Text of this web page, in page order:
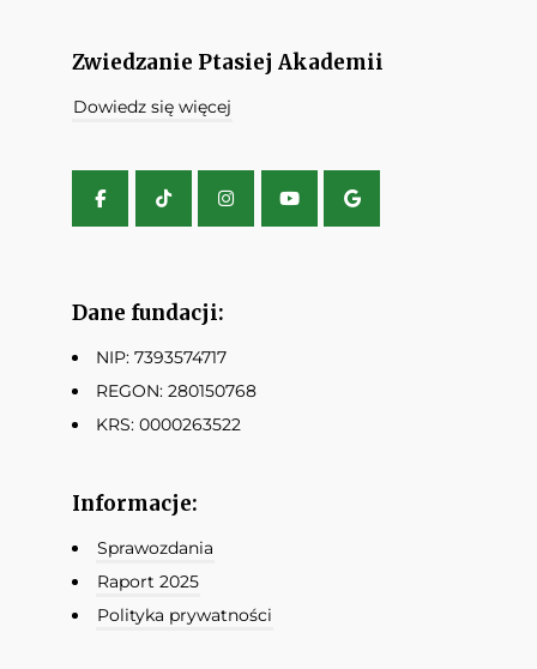
Zwiedzanie Ptasiej Akademii
Dowiedz się więcej
Dane fundacji:
NIP: 7393574717
REGON: 280150768
KRS: 0000263522
Informacje:
Sprawozdania
Raport 2025
Polityka prywatności